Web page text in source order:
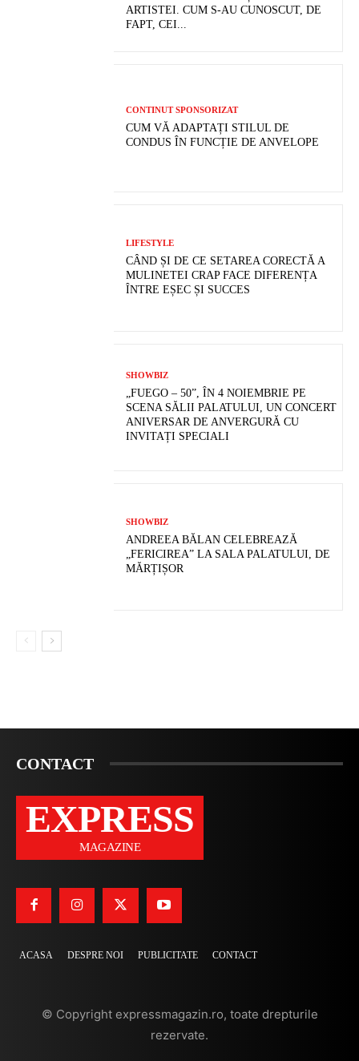
ARTISTEI. CUM S-AU CUNOSCUT, DE
FAPT, CEI...
CONTINUT SPONSORIZAT
CUM VĂ ADAPTAȚI STILUL DE
CONDUS ÎN FUNCȚIE DE ANVELOPE
LIFESTYLE
CÂND ȘI DE CE SETAREA CORECTĂ A
MULINETEI CRAP FACE DIFERENȚA
ÎNTRE EȘEC ȘI SUCCES
SHOWBIZ
„FUEGO – 50”, ÎN 4 NOIEMBRIE PE
SCENA SĂLII PALATULUI, UN CONCERT
ANIVERSAR DE ANVERGURĂ CU
INVITAȚI SPECIALI
SHOWBIZ
ANDREEA BĂLAN CELEBREAZĂ
„FERICIREA” LA SALA PALATULUI, DE
MĂRȚIȘOR
CONTACT
EXPRESS
MAGAZINE
ACASA DESPRE NOI PUBLICITATE CONTACT
© Copyright expressmagazin.ro, toate drepturile
rezervate.